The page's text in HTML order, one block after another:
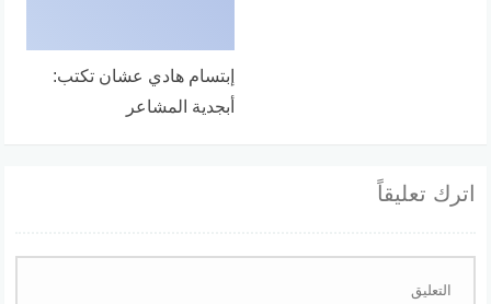
إبتسام هادي عشان تكتب:
أبجدية المشاعر
اترك تعليقاً